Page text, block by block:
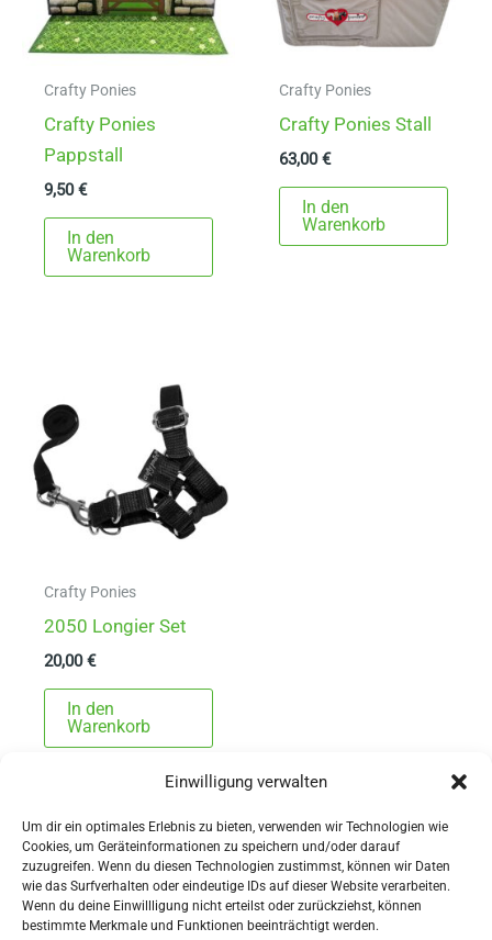
Einwilligung verwalten
Um dir ein optimales Erlebnis zu bieten, verwenden wir Technologien wie
Cookies, um Geräteinformationen zu speichern und/oder darauf
zuzugreifen. Wenn du diesen Technologien zustimmst, können wir Daten
wie das Surfverhalten oder eindeutige IDs auf dieser Website verarbeiten.
Wenn du deine Einwillligung nicht erteilst oder zurückziehst, können
bestimmte Merkmale und Funktionen beeinträchtigt werden.
Crafty Ponies
Crafty Ponies
Pappstall
9,50€
In den
Warenkorb
Crafty Ponies
Crafty Ponies Stall
63,00€
In den
Warenkorb
Crafty Ponies
2050 Longier Set
20,00€
In den
Warenkorb
AGBs